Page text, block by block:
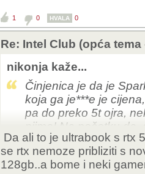
1 0 HVALA 0
Re: Intel Club (opća
nikonja kaže...
Činjenica je da je
koja ga je***e je
pa do preko 5t ojra,
njima! Na početku
ostala bagra ne
ostavre predviđanja
cijena.
Da ali to je ultrabook s rtx
se rtx nemoze pribliziti s
128gb..a bome i neki